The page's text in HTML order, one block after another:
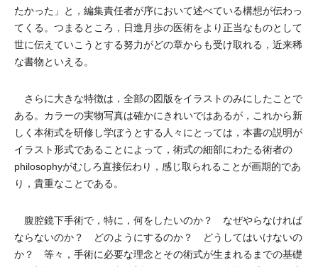
たかった」と，編集責任者が序において述べている構想が伝わっ
てくる。つまるところ，日進月歩の医術をより正当なものとして
世に伝えていこうとする努力がどの章からも受け取れる，近来稀
な書物といえる。
さらに大きな特徴は，全部の図版をイラストのみにしたことで
ある。カラーの実物写真は確かにきれいではあるが，これから新
しく本術式を研修し学ぼうとする人々にとっては，本書の説明が
イラスト形式であることによって，術式の細部にわたる術者の
philosophyがむしろ直接伝わり，感じ取られることが画期的であ
り，貴重なことである。
腹腔鏡下手術で，特に，何をしたいのか？ なぜやらなければ
ならないのか？ どのようにするのか？ どうしてはいけないの
か？ 等々，手術に必要な理念とその術式が生まれるまでの基礎